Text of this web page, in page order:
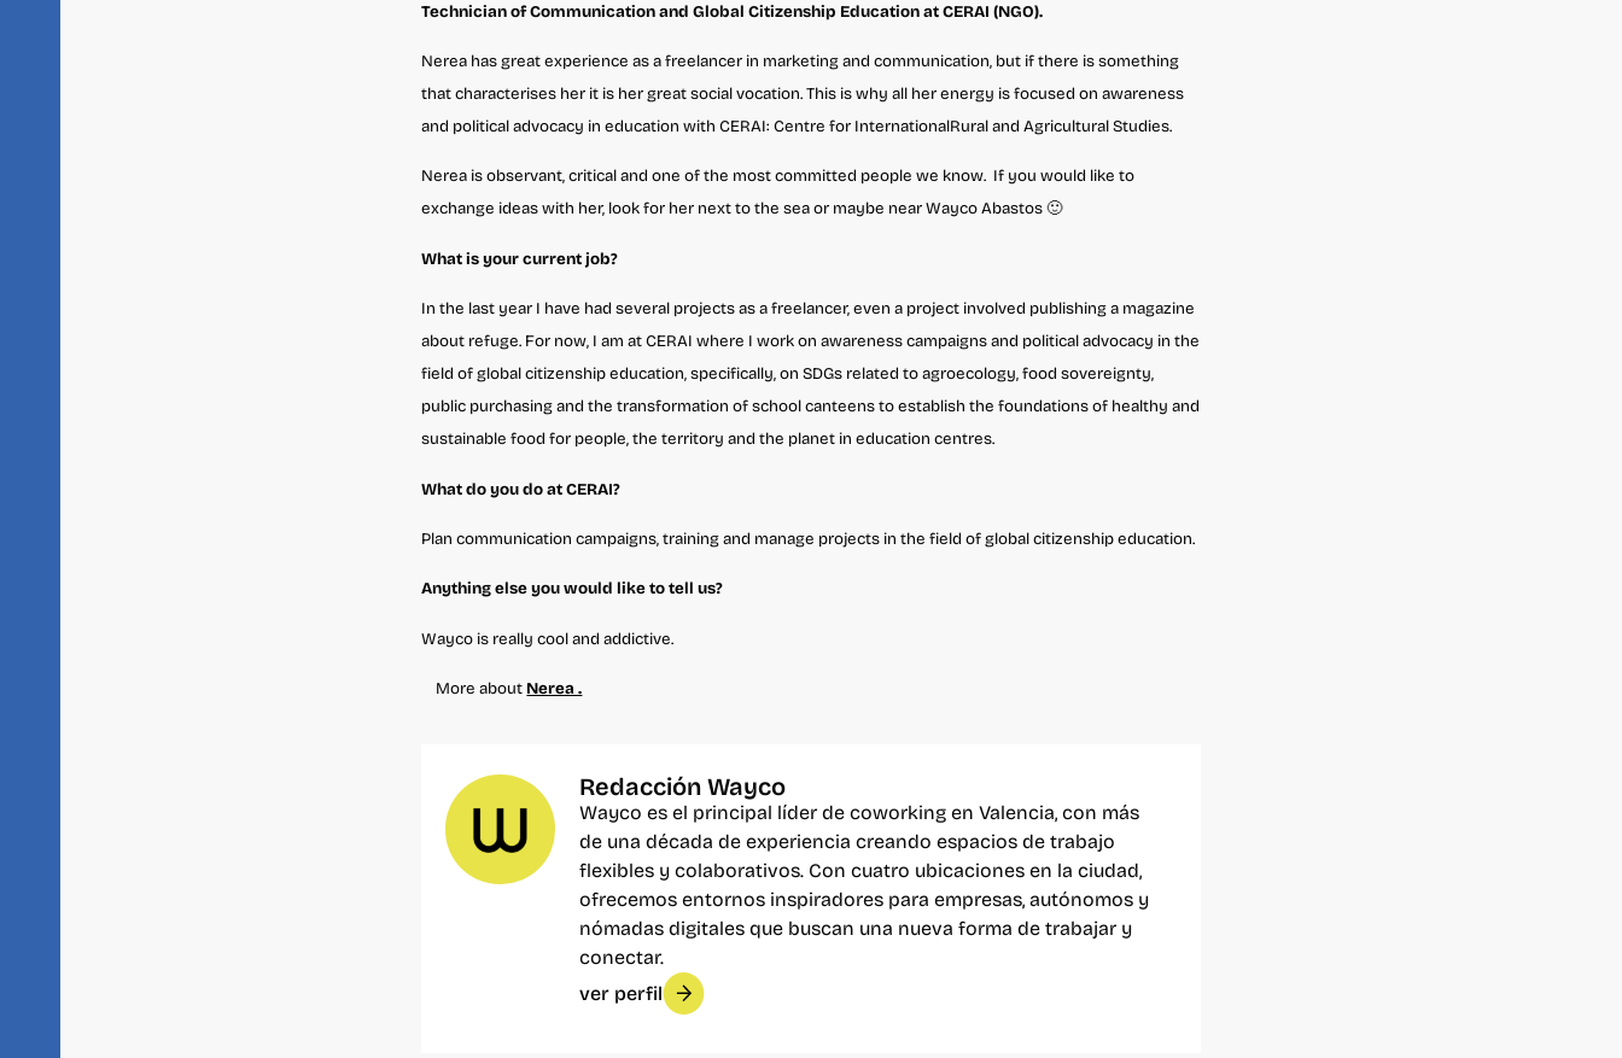
Technician of Communication and Global Citizenship Education at CERAI (NGO).
Nerea has great experience as a freelancer in marketing and communication, but if there issomething
that characterises her it is her great social vocation. This is why all her energy isfocused on awareness
and political advocacy in education with CERAI: Centre for InternationalRural and Agricultural Studies.
Nerea is observant, critical and one of the most committed people we know. If you would like to
exchange ideas with her, look for her next to the sea or maybe near WaycoAbastos 🙂
What is your current job?
In the last year I have had several projects as a freelancer, even a project involved publishing a magazine
about refuge. For now, I am at CERAI where I work on awareness campaigns and political advocacy in the
field of global citizenship education, specifically, on SDGs related to agroecology, food sovereignty,
public purchasing and the transformation of school canteens to establish the foundations of healthy and
sustainable food for people, the territory and the planet in education centres.
What do you do at CERAI?
Plan communication campaigns, training and manage projects in the field of global citizenship education.
Anything else you would like to tell us?
Wayco is really cool and addictive.
More about Nerea .
Redacción Wayco
Wayco es el principal líder de coworking en Valencia, con más
de una década de experiencia creando espacios de trabajo
flexibles y colaborativos. Con cuatro ubicaciones en la ciudad,
ofrecemos entornos inspiradores para empresas, autónomos y
nómadas digitales que buscan una nueva forma de trabajar y
conectar.
ver perfil